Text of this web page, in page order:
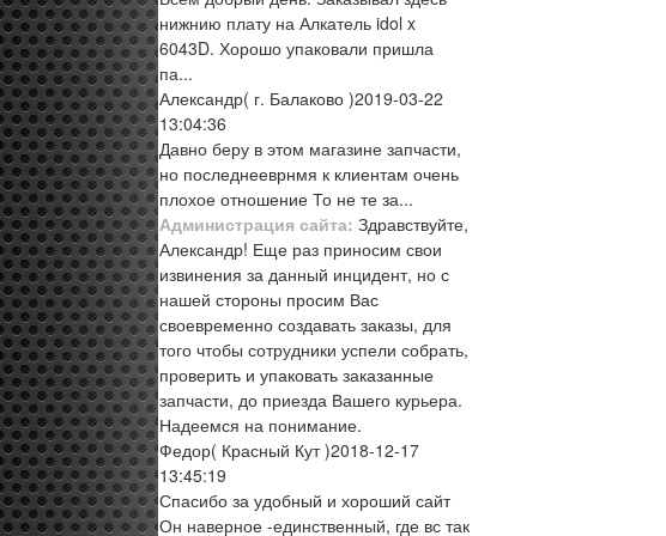
нижнию плату на Алкатель idol x
6043D. Хорошо упаковали пришла
па...
Александр( г. Балаково )2019-03-22
13:04:36
Давно беру в этом магазине запчасти,
но последнееврнмя к клиентам очень
плохое отношение То не те за...
Администрация сайта: Здравствуйте,
Александр! Еще раз приносим свои
извинения за данный инцидент, но с
нашей стороны просим Вас
своевременно создавать заказы, для
того чтобы сотрудники успели собрать,
проверить и упаковать заказанные
запчасти, до приезда Вашего курьера.
Надеемся на понимание.
Федор( Красный Кут )2018-12-17
13:45:19
Спасибо за удобный и хороший сайт
Он наверное -единственный, где вс так